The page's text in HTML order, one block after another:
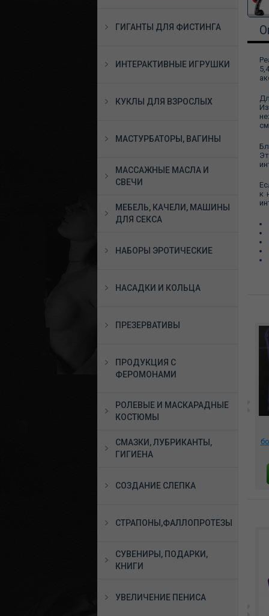
ГИГАНТЫ ДЛЯ ФИСТИНГА
ИНТЕРАКТИВНЫЕ ИГРУШКИ
КУКЛЫ ДЛЯ ВЗРОСЛЫХ
МАСТУРБАТОРЫ, ВАГИНЫ
МАССАЖНЫЕ МАСЛА И
СВЕЧИ
МЕБЕЛЬ, КАЧЕЛИ, МАШИНЫ
ДЛЯ СЕКСА
НАБОРЫ ЭРОТИЧЕСКИЕ
НАСАДКИ И КОЛЬЦА
ПРЕЗЕРВАТИВЫ
ПРОДУКЦИЯ С
ФЕРОМОНАМИ
РОЛЕВЫЕ И МАСКАРАДНЫЕ
КОСТЮМЫ
СМАЗКИ, ЛУБРИКАНТЫ,
ГИГИЕНА
СОЗДАНИЕ СЛЕПКА
СТРАПОНЫ,ФАЛЛОПРОТЕЗЫ
СУВЕНИРЫ, ПОДАРКИ,
КНИГИ
УВЕЛИЧЕНИЕ ПЕНИСА
к
Фаллоимитатор SILEXD
диаметр 5.3 см чёрный,